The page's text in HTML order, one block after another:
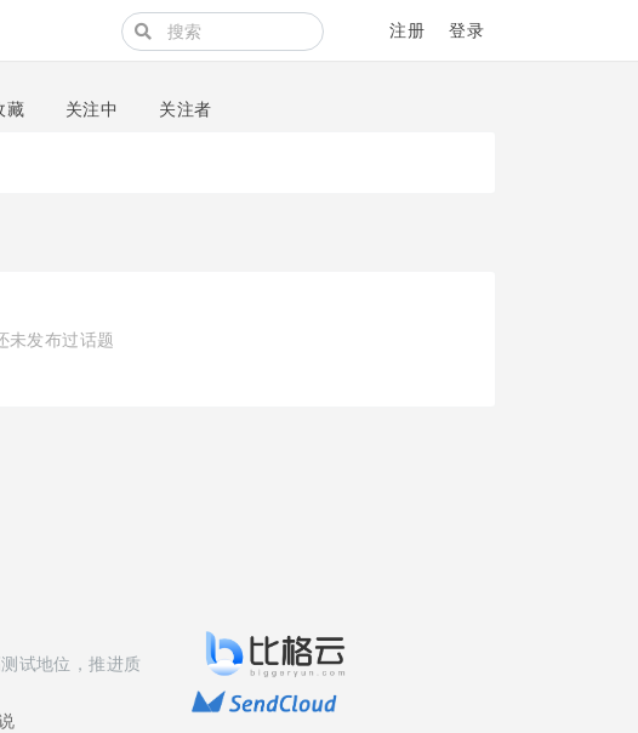
注册 登录
藏 关注中 关注者
未发布过话题
试地位，推进质